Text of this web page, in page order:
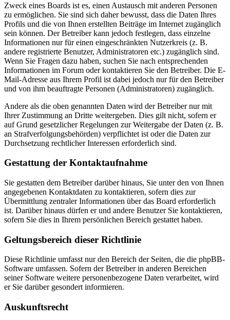
Zweck eines Boards ist es, einen Austausch mit anderen Personen
zu ermöglichen. Sie sind sich daher bewusst, dass die Daten Ihres
Profils und die von Ihnen erstellten Beiträge im Internet zugänglich
sein können. Der Betreiber kann jedoch festlegen, dass einzelne
Informationen nur für einen eingeschränkten Nutzerkreis (z. B.
andere registrierte Benutzer, Administratoren etc.) zugänglich sind.
Wenn Sie Fragen dazu haben, suchen Sie nach entsprechenden
Informationen im Forum oder kontaktieren Sie den Betreiber. Die E-
Mail-Adresse aus Ihrem Profil ist dabei jedoch nur für den Betreiber
und von ihm beauftragte Personen (Administratoren) zugänglich.
Andere als die oben genannten Daten wird der Betreiber nur mit
Ihrer Zustimmung an Dritte weitergeben. Dies gilt nicht, sofern er
auf Grund gesetzlicher Regelungen zur Weitergabe der Daten (z. B.
an Strafverfolgungsbehörden) verpflichtet ist oder die Daten zur
Durchsetzung rechtlicher Interessen erforderlich sind.
Gestattung der Kontaktaufnahme
Sie gestatten dem Betreiber darüber hinaus, Sie unter den von Ihnen
angegebenen Kontaktdaten zu kontaktieren, sofern dies zur
Übermittlung zentraler Informationen über das Board erforderlich
ist. Darüber hinaus dürfen er und andere Benutzer Sie kontaktieren,
sofern Sie dies in Ihrem persönlichen Bereich gestattet haben.
Geltungsbereich dieser Richtlinie
Diese Richtlinie umfasst nur den Bereich der Seiten, die die phpBB-
Software umfassen. Sofern der Betreiber in anderen Bereichen
seiner Software weitere personenbezogene Daten verarbeitet, wird
er Sie darüber gesondert informieren.
Auskunftsrecht